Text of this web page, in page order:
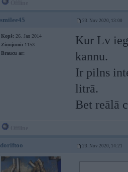
smilee45 23. Nov 2020, 13:00
Kopš: 26. Jan 2014
Ziņojumi: 1153
Braucu ar:
Kur Lv
kannu.
Ir pilns
litrā.
Bet reālā
doriftoo 23. Nov 2020, 14:21